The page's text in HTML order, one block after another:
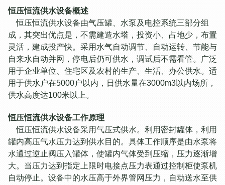
恒压恒流供水设备概述
恒压恒流供水设备由气压罐、水泵及电控系统三部分组
成，其突出优点是，不需建造水塔，投资小、占地少，布置
灵活，建成投产快。采用水气自动调节、自动运转、节能与
自来水自动并网，停电后仍可供水，调试后不需看管。广泛
用于企业单位、住宅区及农村的生产、生活、办公供水。适
用于供水户在5000户以内，日供水量在3000m3以内场所，
供水高度达100米以上。
恒压恒流供水设备工作原理
恒压恒流供水设备采用气压式供水。利用密封罐体，利用
罐内高压气水压力达到供水目的。具体工作顺序是由水泵将
水通过逆止阀压入罐体，使罐内气体受到压缩，压力逐渐增
大。当压力达到指定上限时电接点压力表通过控制柜使泵机
自动停止。设备中的水压高于外界管网压力，自动送水至供